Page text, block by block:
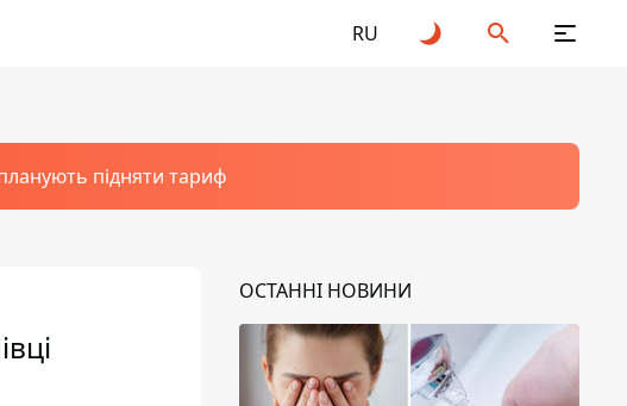
RU
підняти тариф
ОСТАННІ НОВИНИ